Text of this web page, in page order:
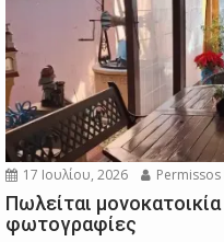
17 Ιουλίου, 2026
Πωλείται
φωτογραφίες